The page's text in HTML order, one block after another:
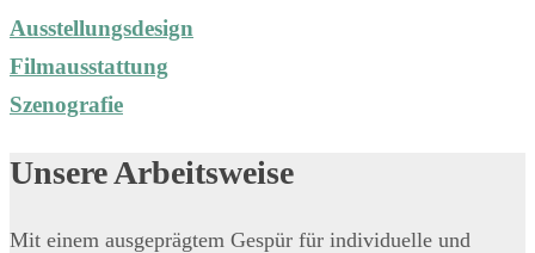
Ausstellungsdesign
Filmausstattung
Szenografie
Unsere Arbeitsweise
Mit einem ausgeprägtem Gespür für individuelle und